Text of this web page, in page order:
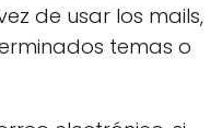
de usar los mails,
temas o